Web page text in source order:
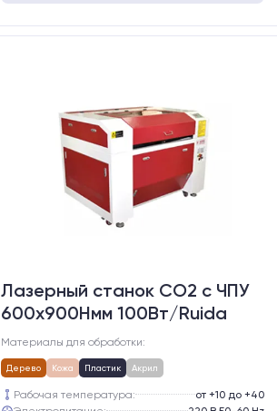
Лазерный станок CO2 c ЧПУ
600х900Hмм 100Вт/Ruida
Материалы для обработки:
Дерево Кожа Пластик Акрил
Рабочая температура:
от +10 до +40